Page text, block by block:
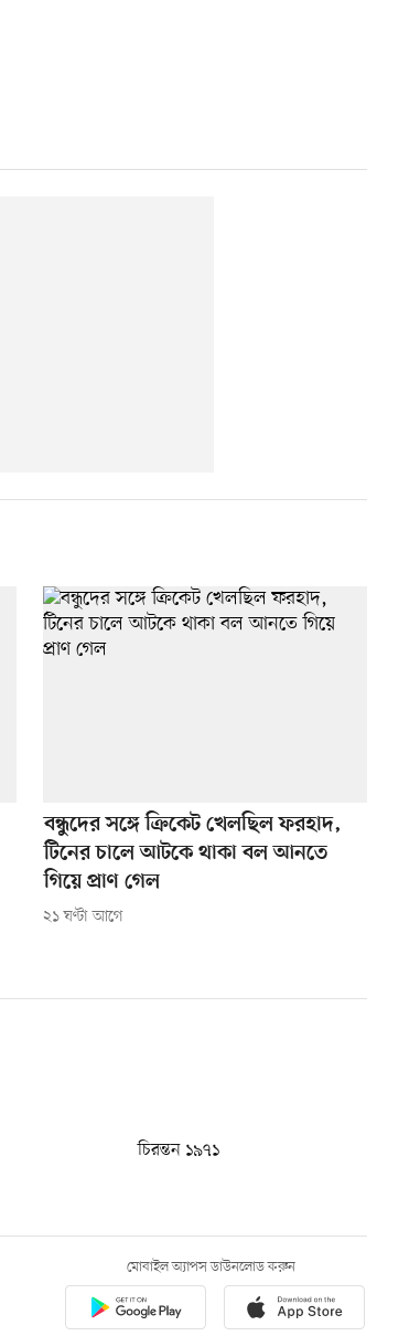
বন্ধুদের সঙ্গে ক্রিকেট খেলছিল ফরহাদ,
টিনের চালে আটকে থাকা বল আনতে
গিয়ে প্রাণ গেল
২১ ঘণ্টা আগে
চিরন্তন ১৯৭১
মোবাইল অ্যাপস ডাউনলোড করুন